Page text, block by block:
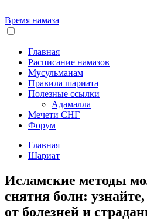
Время намаза
Главная
Расписание намазов
Мусульманам
Правила шариата
Полезные ссылки
Адамалла
Мечети СНГ
Форум
Главная
Шариат
Исламские методы
снятия боли:
от болезней и